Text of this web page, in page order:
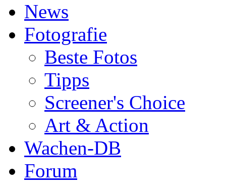
News
Fotografie
Beste Fotos
Tipps
Screener's Choice
Art & Action
Wachen-DB
Forum